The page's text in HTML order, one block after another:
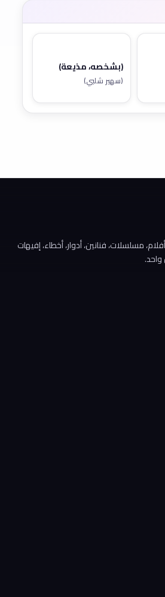
(بشخصه، مذيعة)
(سهير شلبي)
مسلسلات، فنانين، أدوار، أخطاء، إفيهات